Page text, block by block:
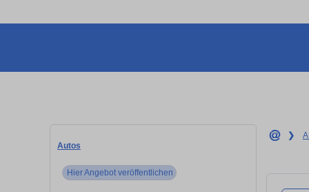
Autos
Hier Angebot veröffentlichen
❯